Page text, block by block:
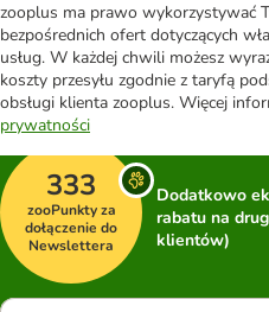
zooplus ma prawo wykorzystywać
bezpośrednich ofert dotyczących
usług. W każdej chwili możesz
koszty przesyłu zgodnie z taryfą
obsługi klienta zooplus. Więcej
prywatności
333
zooPunkty za
dołączenie do
Newslettera
Dodatkowo
rabatu na
klientów)